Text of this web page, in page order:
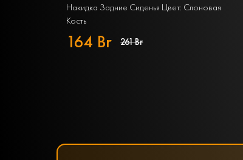
Накидка Задние Сиденья Цвет: Слоновая
Кость
164 Br 261 Br